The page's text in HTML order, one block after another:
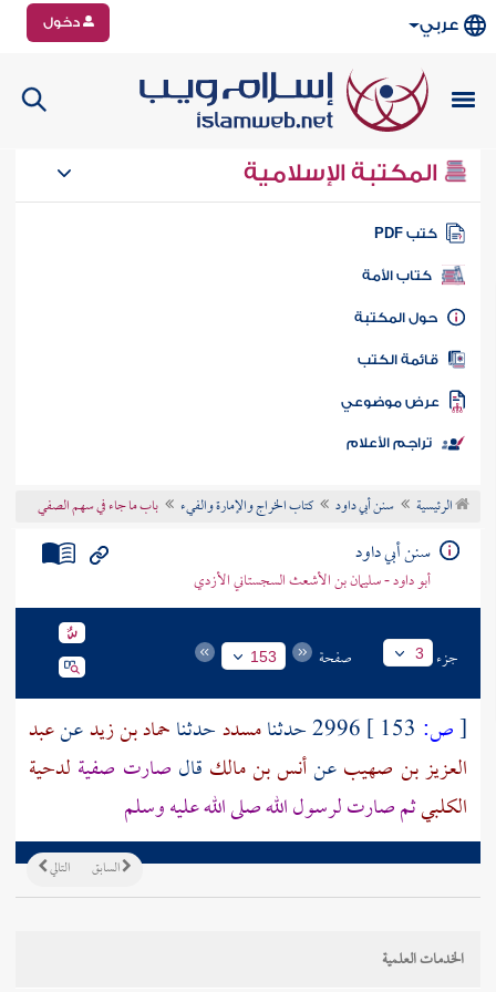
عربي دخول
المكتبة الإسلامية
كتب PDF
كتاب الأمة
المكتبة
الكتب
موضوعي
تراجم الأعلام
الرئيسية سنن أبي داود كتاب الخراج والإمارة والفيء باب ما جاء في سهم الصفي
سنن أبي داود
أبو داود - سليمان بن الأشعث السجستاني الأزدي
جزء 3 صفحة 153
[ص: 2996 حدثنا مسددحدثناحماد بن زيدعنعبد
العزيز بن صهيبعنأنس بن مالك قال صارت صفية لدحية
الكلبيثم صارت لرسول الله صلى الله عليه وسلم
التالي السابق
الخدمات العلمية